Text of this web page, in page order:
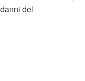
del